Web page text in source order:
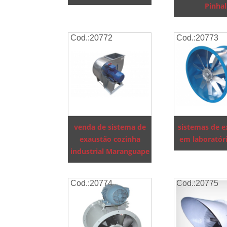
Pinhal
Cod.:20772
venda de sistema de
exaustão cozinha
industrial Maranguape
Cod.:20773
sistemas de
em
Cod.:20774 Cod.:20775